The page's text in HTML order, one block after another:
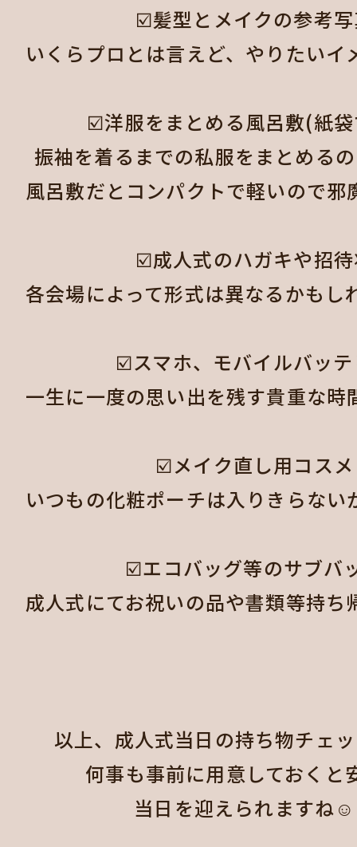
☑️髪型とメイクの参考
いくらプロとは言えど、やりたい
☑️洋服をまとめる風呂敷(紙
振袖を着るまでの私服をまとめる
風呂敷だとコンパクトで軽いので
☑️成人式のハガキや招
各会場によって形式は異なるかも
☑️スマホ、モバイルバッ
一生に一度の思い出を残す貴重な
☑️メイク直し用コスメ
いつもの化粧ポーチは入りきらな
☑️エコバッグ等のサブバ
成人式にてお祝いの品や書類等持
以上、成人式当日の持ち物チェ
何事も事前に用意しておくと
当日を迎えられますね